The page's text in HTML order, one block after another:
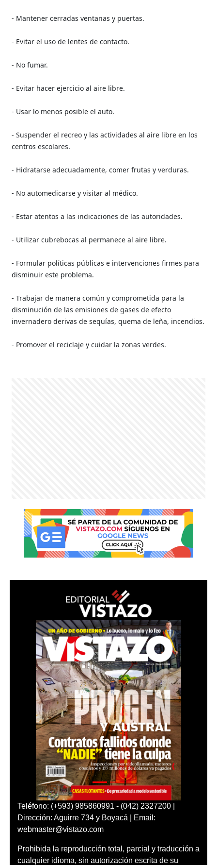
- Mantener cerradas ventanas y puertas.
- Evitar el uso de lentes de contacto.
- No fumar.
- Evitar hacer ejercicio al aire libre.
- Usar lo menos posible el auto.
- Suspender el recreo y las actividades al aire libre en los
centros escolares.
- Hidratarse adecuadamente, comer frutas y verduras.
- No automedicarse y visitar al médico.
- Estar atentos a las indicaciones de las autoridades.
- Utilizar cubrebocas al permanece al aire libre.
- Formular políticas públicas e intervenciones firmes para
disminuir este problema.
- Trabajar de manera común y comprometida para la
disminución de las emisiones de gases de efecto
invernadero derivas de sequías, quema de leña, incendios.
- Promover el reciclaje y cuidar la zonas verdes.
Teléfono: (+593) 985860991 - (042) 2327200 |
Dirección: Aguirre 734 y Boyacá | Email:
webmaster@vistazo.com
Prohibida la reproducción total, parcial y traducción a
cualquier idioma, sin autorización escrita de su